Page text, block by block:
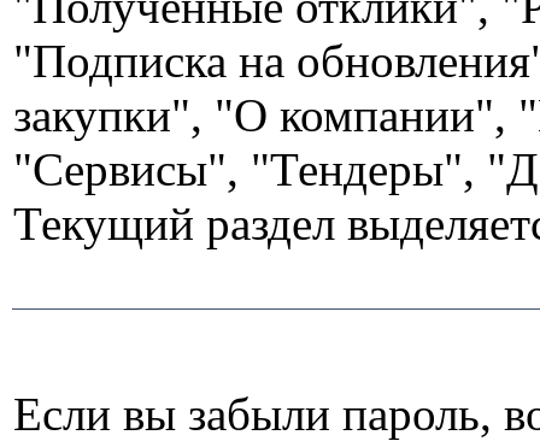
"Подписка на
закупки", "О компании",
"Сервисы", "Тендеры",
Текущий раздел
Если вы забыли пароль,